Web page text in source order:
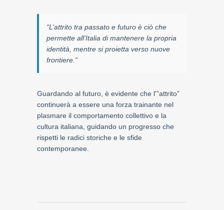
“L’attrito tra passato e futuro è ciò che
permette all’Italia di mantenere la propria
identità, mentre si proietta verso nuove
frontiere.”
Guardando al futuro, è evidente che l'”attrito”
continuerà a essere una forza trainante nel
plasmare il comportamento collettivo e la
cultura italiana, guidando un progresso che
rispetti le radici storiche e le sfide
contemporanee.